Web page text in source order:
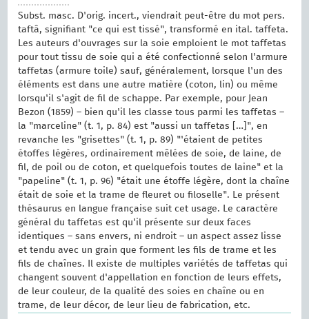
Subst. masc. D'orig. incert., viendrait peut-être du mot pers.
taftâ, signifiant "ce qui est tissé", transformé en ital. taffeta.
Les auteurs d'ouvrages sur la soie emploient le mot taffetas
pour tout tissu de soie qui a été confectionné selon l'armure
taffetas (armure toile) sauf, généralement, lorsque l'un des
éléments est dans une autre matière (coton, lin) ou même
lorsqu'il s'agit de fil de schappe. Par exemple, pour Jean
Bezon (1859) – bien qu'il les classe tous parmi les taffetas –
la "marceline" (t. 1, p. 84) est "aussi un taffetas […]", en
revanche les "grisettes" (t. 1, p. 89) "'étaient de petites
étoffes légères, ordinairement mêlées de soie, de laine, de
fil, de poil ou de coton, et quelquefois toutes de laine" et la
"papeline" (t. 1, p. 96) "était une étoffe légère, dont la chaîne
était de soie et la trame de fleuret ou filoselle". Le présent
thésaurus en langue française suit cet usage. Le caractère
général du taffetas est qu'il présente sur deux faces
identiques – sans envers, ni endroit – un aspect assez lisse
et tendu avec un grain que forment les fils de trame et les
fils de chaînes. Il existe de multiples variétés de taffetas qui
changent souvent d'appellation en fonction de leurs effets,
de leur couleur, de la qualité des soies en chaîne ou en
trame, de leur décor, de leur lieu de fabrication, etc.